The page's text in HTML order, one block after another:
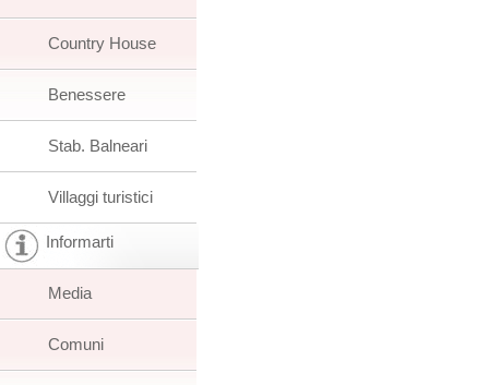
Country House
Benessere
Stab. Balneari
Villaggi turistici
Informarti
Media
Comuni